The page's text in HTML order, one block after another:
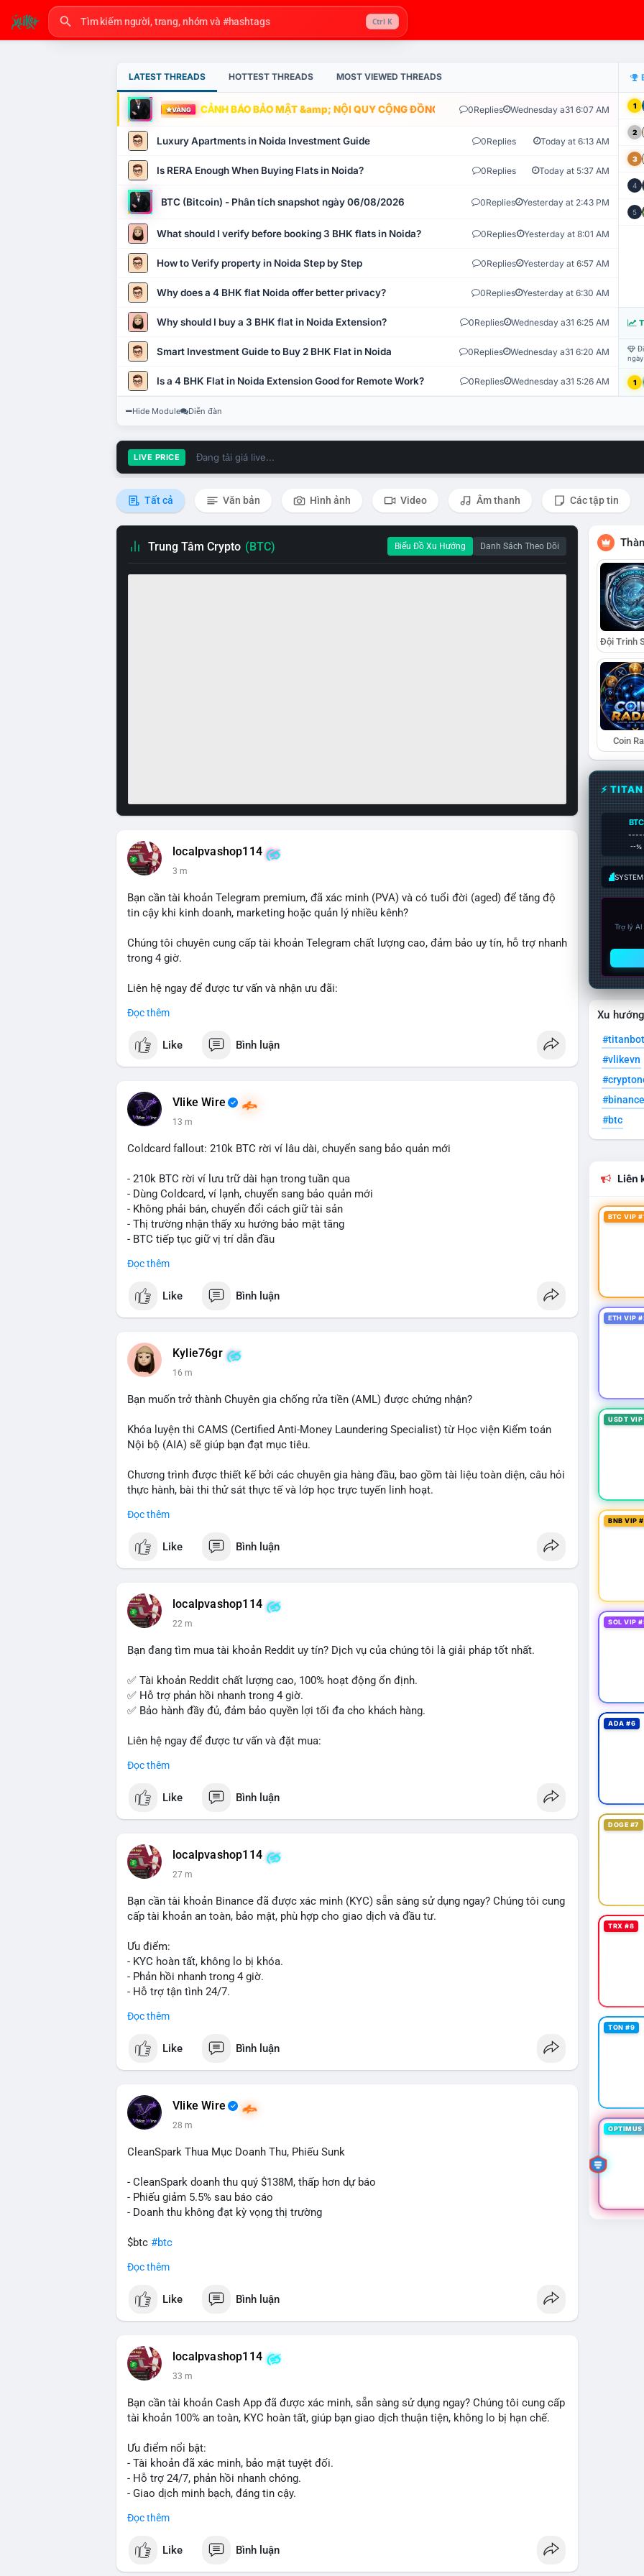
Ctrl K
LATEST THREADS HOTTEST THREADS MOST VIEWED THREADS
VÀNG CẢNH BÁO BẢO MẬT &amp; NỘI QUY CỘNG ĐỒNG VLIKE.VN: HỆ THỐNG GIÁM SÁT TỰ
0Replies Wednesday a31 6:07 AM
Luxury Apartments in Noida Investment Guide 0Replies Today at 6:13 AM
Is RERA Enough When Buying Flats in Noida? 0Replies Today at 5:37 AM
BTC (Bitcoin) - Phân tích snapshot ngày 06/08/2026 0Replies Yesterday at 2:43 PM
What should I verify before booking 3 BHK flats in Noida? 0Replies Yesterday at 8:01 AM
How to Verify property in Noida Step by Step 0Replies Yesterday at 6:57 AM
Why does a 4 BHK flat Noida offer better privacy? 0Replies Yesterday at 6:30 AM
Why should I buy a 3 BHK flat in Noida Extension? 0Replies Wednesday a31 6:25 AM
Smart Investment Guide to Buy 2 BHK Flat in Noida 0Replies Wednesday a31 6:20 AM
Is a 4 BHK Flat in Noida Extension Good for Remote Work? 0Replies Wednesday a31 5:26 AM
1
2
3
4
5
1
Hide Module Diễn đàn
LIVE PRICE Đang tải giá live...
Tất cả Văn bản Hình ảnh Video Âm thanh Các tập tin
Trung Tâm Crypto (BTC) Biểu Đồ Xu Hướng Danh Sách Theo Dõi
localpvashop114
3 m
Bạn cần tài khoản Telegram premium, đã xác minh (PVA) và có tuổi đời (aged) để tăng độ
tin cậy khi kinh doanh, marketing hoặc quản lý nhiều kênh?
Chúng tôi chuyên cung cấp tài khoản Telegram chất lượng cao, đảm bảo uy tín, hỗ trợ nhanh
trong 4 giờ.
Liên hệ ngay để được tư vấn và nhận ưu đãi:
✈️ Telegram: @localpvashop
Đặt mua ngay hôm nay để sở hữu tài khoản Telegram premium, PVA, aged với giá tốt nhất!
Đọc thêm
Like Bình luận
Vlike Wire
13 m
Coldcard fallout: 210k BTC rời ví lâu dài, chuyển sang bảo quản mới
- 210k BTC rời ví lưu trữ dài hạn trong tuần qua
- Dùng Coldcard, ví lạnh, chuyển sang bảo quản mới
- Không phải bán, chuyển đổi cách giữ tài sản
- Thị trường nhận thấy xu hướng bảo mật tăng
- BTC tiếp tục giữ vị trí dẫn đầu
#binancesquare
$btc
📰 Nguồn: CoinDesk
Đọc thêm
Like Bình luận
Kylie76gr
16 m
Bạn muốn trở thành Chuyên gia chống rửa tiền (AML) được chứng nhận?
Khóa luyện thi CAMS (Certified Anti-Money Laundering Specialist) từ Học viện Kiểm toán
Nội bộ (AIA) sẽ giúp bạn đạt mục tiêu.
Chương trình được thiết kế bởi các chuyên gia hàng đầu, bao gồm tài liệu toàn diện, câu hỏi
thực hành, bài thi thử sát thực tế và lớp học trực tuyến linh hoạt.
Xây dựng nền tảng kiến thức AML vững chắc và tự tin bước vào kỳ thi CAMS với sự chuẩn bị
Đăng ký ngay hôm nay để nâng cao năng lực và mở rộng cơ hội nghề nghiệp trong lĩnh vực
Đọc thêm
Like Bình luận
localpvashop114
22 m
Bạn đang tìm mua tài khoản Reddit uy tín? Dịch vụ của chúng tôi là giải pháp tốt nhất.
✅ Tài khoản Reddit chất lượng cao, 100% hoạt động ổn định.
✅ Hỗ trợ phản hồi nhanh trong 4 giờ.
✅ Bảo hành đầy đủ, đảm bảo quyền lợi tối đa cho khách hàng.
Liên hệ ngay để được tư vấn và đặt mua:
✈️ Telegram: @localpvashop
Mua tài khoản Reddit ngay hôm nay để phát triển chiến dịch của bạn!
Đọc thêm
Like Bình luận
localpvashop114
27 m
Bạn cần tài khoản Binance đã được xác minh (KYC) sẵn sàng sử dụng ngay? Chúng tôi cung
cấp tài khoản an toàn, bảo mật, phù hợp cho giao dịch và đầu tư.
Ưu điểm:
- KYC hoàn tất, không lo bị khóa.
- Phản hồi nhanh trong 4 giờ.
- Hỗ trợ tận tình 24/7.
Liên hệ ngay để được tư vấn:
✈️ Telegram: @localpvashop
Đọc thêm
Like Bình luận
Vlike Wire
28 m
CleanSpark Thua Mục Doanh Thu, Phiếu Sunk
- CleanSpark doanh thu quý $138M, thấp hơn dự báo
- Phiếu giảm 5.5% sau báo cáo
- Doanh thu không đạt kỳ vọng thị trường
$btc #btc
#vlikevn
📰 Nguồn: Cointelegraph
Đọc thêm
Like Bình luận
localpvashop114
33 m
Bạn cần tài khoản Cash App đã được xác minh, sẵn sàng sử dụng ngay? Chúng tôi cung cấp
tài khoản 100% an toàn, KYC hoàn tất, giúp bạn giao dịch thuận tiện, không lo bị hạn chế.
Ưu điểm nổi bật:
- Tài khoản đã xác minh, bảo mật tuyệt đối.
- Hỗ trợ 24/7, phản hồi nhanh chóng.
- Giao dịch minh bạch, đáng tin cậy.
Liên hệ ngay để được tư vấn và sở hữu tài khoản ngay hôm nay:
✈️ Telegram: @localpvashop
📧 Email: localpvashop@gmail.com
Đọc thêm
Like Bình luận
Coin
⚡
BTC
--%
Trợ lý
Xu
#titanbot
#vlikevn
#btc
Liên
BTC VIP
ETH VIP
USDT
BNB VIP
SOL VIP
ADA #6
DOGE #7
TRX #8
TON #9
OPTIMUS